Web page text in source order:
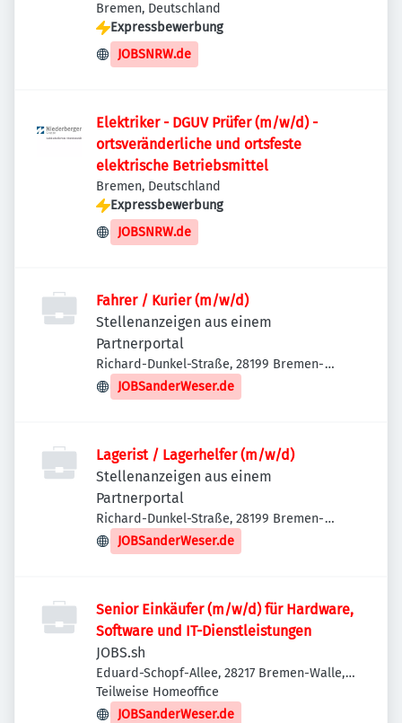
Bremen, Deutschland
Expressbewerbung
JOBSNRW.de
Elektriker - DGUV Prüfer (m/w/d) -
ortsveränderliche und ortsfeste
elektrische Betriebsmittel
Bremen, Deutschland
Expressbewerbung
JOBSNRW.de
Fahrer / Kurier (m/w/d)
Stellenanzeigen aus einem
Partnerportal
Richard-Dunkel-Straße, 28199 Bremen-
Neustadt, Deutschland
JOBSanderWeser.de
Lagerist / Lagerhelfer (m/w/d)
Stellenanzeigen aus einem
Partnerportal
Richard-Dunkel-Straße, 28199 Bremen-
Neustadt, Deutschland
JOBSanderWeser.de
Senior Einkäufer (m/w/d) für Hardware,
Software und IT-Dienstleistungen
JOBS.sh
Eduard-Schopf-Allee, 28217 Bremen-Walle,
Deutschland
Teilweise Homeoffice
JOBSanderWeser.de